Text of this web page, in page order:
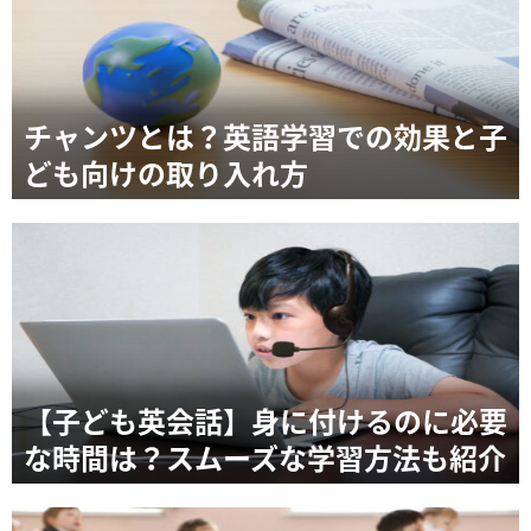
チャンツとは？英語学習での効果と子
ども向けの取り入れ方
【子ども英会話】身に付けるのに必要
な時間は？スムーズな学習方法も紹介